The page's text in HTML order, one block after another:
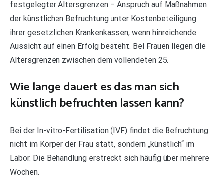
festgelegter Altersgrenzen – Anspruch auf Maßnahmen
der künstlichen Befruchtung unter Kostenbeteiligung
ihrer gesetzlichen Krankenkassen, wenn hinreichende
Aussicht auf einen Erfolg besteht. Bei Frauen liegen die
Altersgrenzen zwischen dem vollendeten 25.
Wie lange dauert es das man sich
künstlich befruchten lassen kann?
Bei der In-vitro-Fertilisation (IVF) findet die Befruchtung
nicht im Körper der Frau statt, sondern „künstlich“ im
Labor. Die Behandlung erstreckt sich häufig über mehrere
Wochen.